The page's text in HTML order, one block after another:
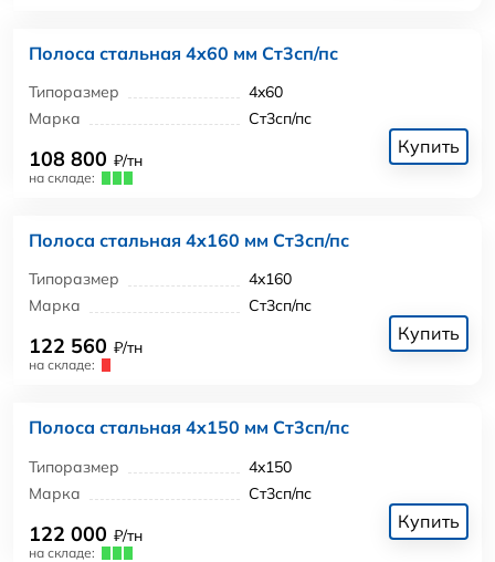
Полоса стальная 4x60 мм Ст3сп/пс
Типоразмер
4x60
Марка
Ст3сп/пс
108 800 ₽/тн
на складе:
Купить
Полоса стальная 4x160 мм Ст3сп/пс
Типоразмер
4x160
Марка
Ст3сп/пс
122 560 ₽/тн
на складе:
Купить
Полоса стальная 4x150 мм Ст3сп/пс
Типоразмер
4x150
Марка
Ст3сп/пс
122 000 ₽/тн
на складе:
Купить